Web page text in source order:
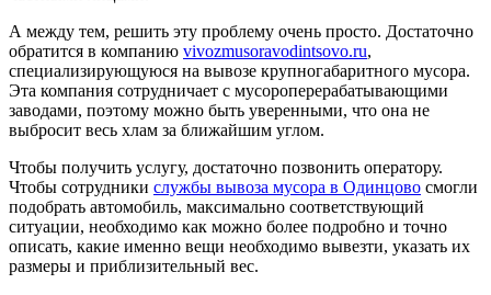
А между тем, решить эту проблему очень просто. Достаточно
обратится в компанию vivozmusoravodintsovo.ru,
специализирующуюся на вывозе крупногабаритного мусора.
Эта компания сотрудничает с мусороперерабатывающими
заводами, поэтому можно быть уверенными, что она не
выбросит весь хлам за ближайшим углом.
Чтобы получить услугу, достаточно позвонить оператору.
Чтобы сотрудники службы вывоза мусора в Одинцово смогли
подобрать автомобиль, максимально соответствующий
ситуации, необходимо как можно более подробно и точно
описать, какие именно вещи необходимо вывезти, указать их
размеры и приблизительный вес.